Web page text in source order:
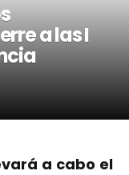
a las I
a cabo el